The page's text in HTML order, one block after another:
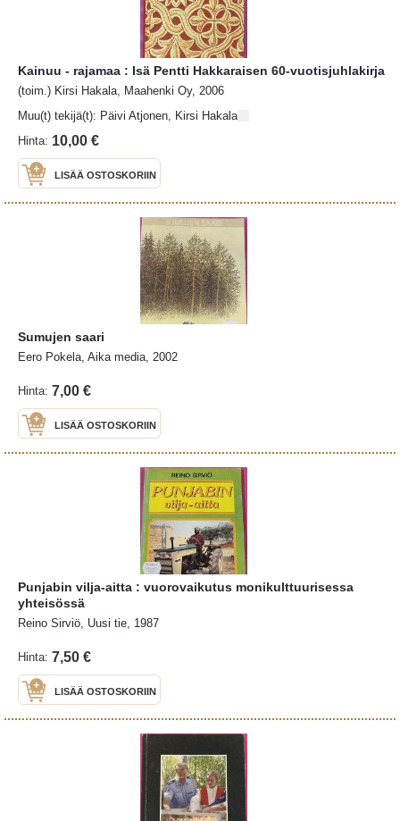
Kainuu - rajamaa : Isä Pentti Hakkaraisen 60-vuotisjuhlakirja
(toim.) Kirsi Hakala, Maahenki Oy, 2006
Muu(t) tekijä(t): Päivi Atjonen, Kirsi Hakala
Hinta: 10,00 €
LISÄÄ OSTOSKORIIN
Sumujen saari
Eero Pokela, Aika media, 2002
Hinta: 7,00 €
LISÄÄ OSTOSKORIIN
Punjabin vilja-aitta : vuorovaikutus monikulttuurisessa
yhteisössä
Reino Sirviö, Uusi tie, 1987
Hinta: 7,50 €
LISÄÄ OSTOSKORIIN